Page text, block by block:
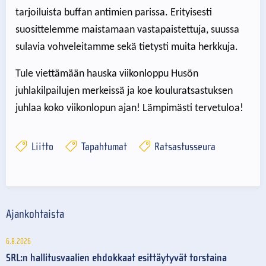
tarjoiluista buffan antimien parissa. Erityisesti
suosittelemme maistamaan vastapaistettuja, suussa
sulavia vohveleitamme sekä tietysti muita herkkuja.
Tule viettämään hauska viikonloppu Husön
juhlakilpailujen merkeissä ja koe kouluratsastuksen
juhlaa koko viikonlopun ajan! Lämpimästi tervetuloa!
Liitto Tapahtumat Ratsastusseura
Ajankohtaista
6.8.2026
SRL:n hallitusvaalien ehdokkaat esittäytyvät torstaina